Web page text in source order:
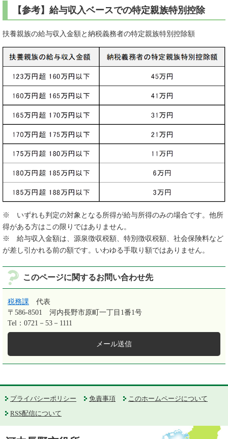
【参考】給与収入ベースでの特定親族特別控除
扶養親族の給与収入金額と納税義務者の特定親族特別控除額
※ いずれも判定の対象となる所得が給与所得のみの場合です。他所
得がある方はこの限りではありません。
※ 給与収入金額は、源泉徴収税額、特別徴収税額、社会保険料など
が差し引かれる前の額です。いわゆる手取り額ではありません。
このページに関するお問い合わせ先
税務課
代表
〒586-8501
河内長野市原町一丁目1番1号
Tel：0721－53－1111
メール送信
プライバシーポリシー 免責事項
このホームページについて
RSS配信について